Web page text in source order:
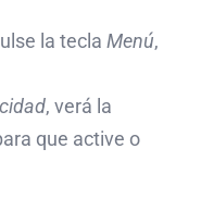
la tecla Menú,
, verá la
que active o